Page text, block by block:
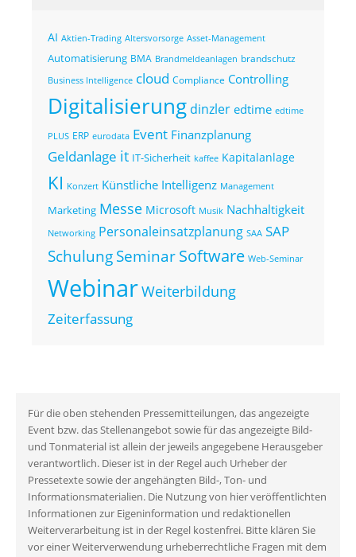
AI Aktien-Trading Altersvorsorge Asset-Management
Automatisierung BMA Brandmeldeanlagen brandschutz
Business Intelligence cloud Compliance Controlling
Digitalisierung dinzler edtime edtime
PLUS ERP eurodata Event Finanzplanung
Geldanlage it IT-Sicherheit kaffee Kapitalanlage
KI Konzert Künstliche Intelligenz Management
Marketing Messe Microsoft Musik Nachhaltigkeit
Networking Personaleinsatzplanung SAA SAP
SchulungSeminarSoftware Web-Seminar
WebinarWeiterbildung
Zeiterfassung
Für die oben stehenden Pressemitteilungen, das angezeigte
Event bzw. das Stellenangebot sowie für das angezeigte Bild-
und Tonmaterial ist allein der jeweils angegebene Herausgeber
verantwortlich. Dieser ist in der Regel auch Urheber der
Pressetexte sowie der angehängten Bild-, Ton- und
Informationsmaterialien. Die Nutzung von hier veröffentlichten
Informationen zur Eigeninformation und redaktionellen
Weiterverarbeitung ist in der Regel kostenfrei. Bitte klären Sie
vor einer Weiterverwendung urheberrechtliche Fragen mit dem